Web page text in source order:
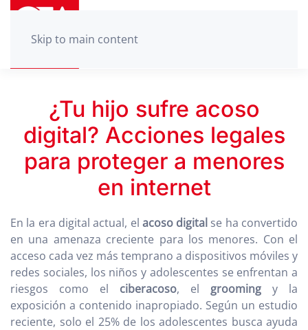
Skip to main content
¿Tu hijo sufre acoso
digital? Acciones legales
para proteger a menores
en internet
En la era digital actual, el acoso digital se ha convertido
en una amenaza creciente para los menores. Con el
acceso cada vez más temprano a dispositivos móviles y
redes sociales, los niños y adolescentes se enfrentan a
riesgos como el ciberacoso, el grooming y la
exposición a contenido inapropiado. Según un estudio
reciente, solo el 25% de los adolescentes busca ayuda